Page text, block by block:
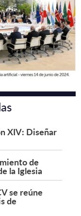
XIV: Diseñar
de
la Iglesia
se reúne
de